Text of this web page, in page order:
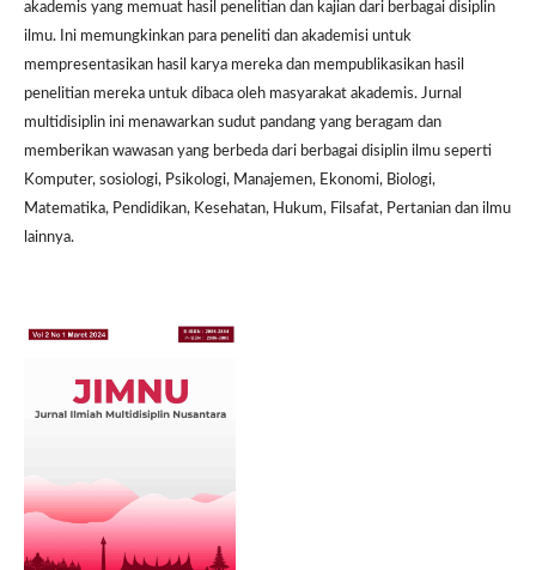
akademis yang memuat hasil penelitian dan kajian dari berbagai disiplin
ilmu. Ini memungkinkan para peneliti dan akademisi untuk
mempresentasikan hasil karya mereka dan mempublikasikan hasil
penelitian mereka untuk dibaca oleh masyarakat akademis. Jurnal
multidisiplin ini menawarkan sudut pandang yang beragam dan
memberikan wawasan yang berbeda dari berbagai disiplin ilmu seperti
Komputer, sosiologi, Psikologi, Manajemen, Ekonomi, Biologi,
Matematika, Pendidikan, Kesehatan, Hukum, Filsafat, Pertanian dan ilmu
lainnya.